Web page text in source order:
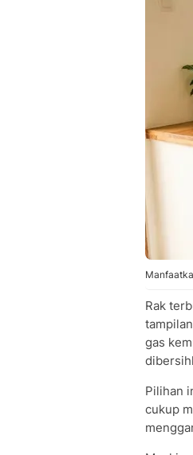
Rak
gas
Pilihan
cukup